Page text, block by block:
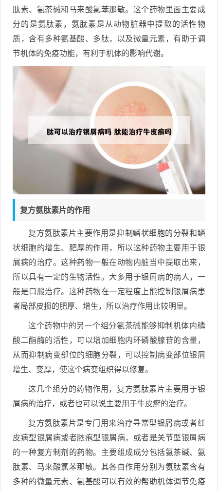
肽素、氨茶碱和马来酸氯苯那敏。这个药物里面主要成
分的是氨肽素，氨肽素是从动物脏器中提取的活性物
质，含有多种氨基酸、多肽，以及微量元素，有助于调
节机体的免疫功能，有利于机体的影响代谢。
复方氨肽素片的作用
复方氨肽素片主要作用是抑制鳞状细胞的分裂和鳞
状细胞的增生、肥厚的作用，所以这种药物主要用于银
屑病的治疗。这种药物一般在动物内脏当中提取出来，
所以具有一定的生物活性。大多用于银屑病的病人，一
般是口服治疗。这种药物在一定程度上能控制银屑病患
者局部皮损的肥厚、增生，所以治疗作用比较明显。
这个药物中的另一个组分氨茶碱能够抑制机体内磷
酸二酯酶的活性，可以增加细胞内环磷酸腺苷的含量，
从而抑制病变部位的细胞分裂，可以控制病变部位银屑
增生、变厚，使这个病变组织得以修复。
这几个组分的药物作用，复方氨肽素片主要用于银
屑病的治疗，或者也可以说主要用于牛皮癣的治疗。
复方氨肽素片是专门用来治疗寻常型银屑病或者红
皮病型银屑病或者脓疱型银屑病，或者是关节型银屑病
的一种复方制剂的药物。主要组成成分包括氨茶碱、氨
肽素、马来酸氯苯那敏。其各自作用分别为氨肽素含有
多种的微量元素、氨基酸可以有效的帮助机体调节免疫